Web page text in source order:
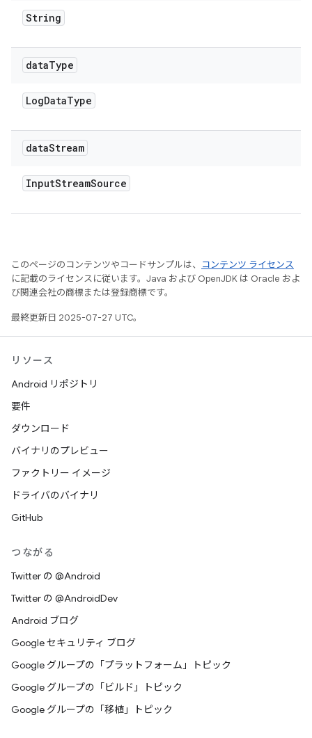
String
dataType
LogDataType
dataStream
InputStreamSource
このページのコンテンツやコードサンプルは、
コンテンツ ライセンス
に記載のライセンスに従います。Java および OpenJDK は Oracle およ
び関連会社の商標または登録商標です。
最終更新日 2025-07-27 UTC。
リソース
Android リポジトリ
要件
ダウンロード
バイナリのプレビュー
ファクトリー イメージ
ドライバのバイナリ
GitHub
つながる
Twitter の @Android
Twitter の @AndroidDev
Android ブログ
Google セキュリティ ブログ
Google グループの「プラットフォーム」トピック
Google グループの「ビルド」トピック
Google グループの「移植」トピック